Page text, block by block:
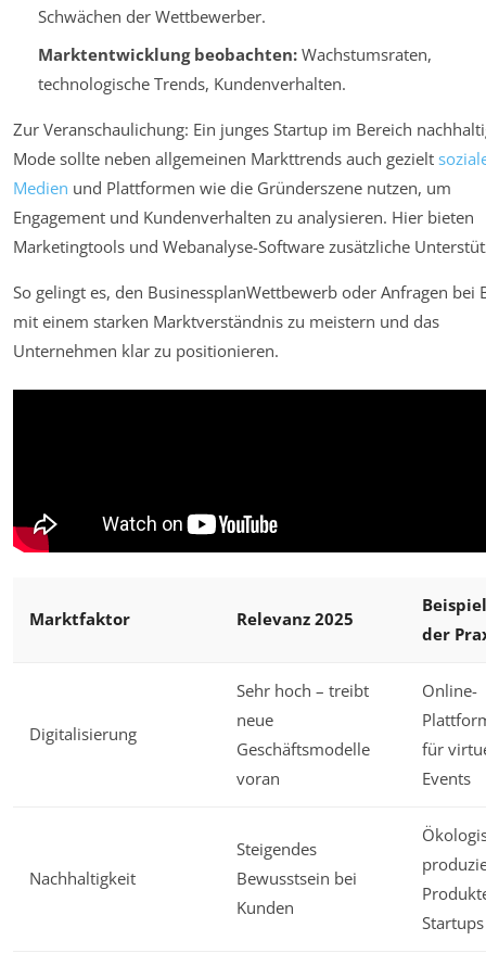
Schwächen der Wettbewerber.
Marktentwicklung beobachten:Wachstumsraten,
technologische Trends, Kundenverhalten.
Zur Veranschaulichung: Ein junges Startup im Bereich
Mode sollte neben allgemeinen Markttrends auch gezielt
Medien und Plattformen wie die Gründerszene nutzen, um
Engagement und Kundenverhalten zu analysieren. Hier bieten
Marketingtools und Webanalyse-Software zusätzliche
So gelingt es, den BusinessplanWettbewerb oder Anfragen bei
mit einem starken Marktverständnis zu meistern und das
Unternehmen klar zu positionieren.
Marktfaktor Relevanz 2025
der
Digitalisierung
Sehr hoch – treibt
neue
Geschäftsmodelle
voran
Online-
für
Events
Nachhaltigkeit
Steigendes
Bewusstsein bei
Kunden
Startups